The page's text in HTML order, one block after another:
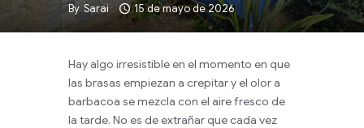
Todas
By Sarai 15 de mayo de 2026
Hay algo irresistible en el momento en que
las brasas empiezan a crepitar y el olor a
barbacoa se mezcla con el aire fresco de
la tarde. No es de extrañar que cada vez